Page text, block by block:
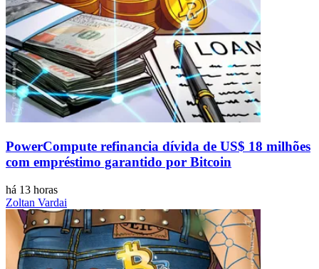
PowerCompute refinancia dívida de US$ 18 milhões
com empréstimo garantido por Bitcoin
há 13 horas
Zoltan Vardai